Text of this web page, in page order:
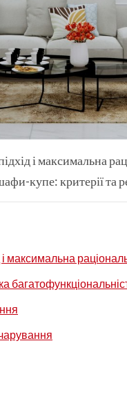
і максимальна
купе: критерії
максимальна